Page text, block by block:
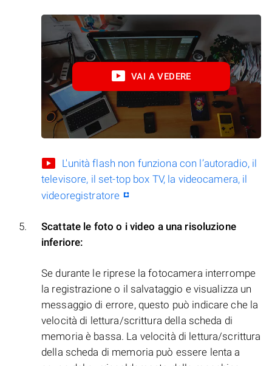
VAI A VEDERE
L'unità flash non funziona con l’autoradio, il
televisore, il set-top box TV, la videocamera, il
videoregistratore
Scattate le foto o i video a una risoluzione
inferiore:
Se durante le riprese la fotocamera interrompe
la registrazione o il salvataggio e visualizza un
messaggio di errore, questo può indicare che la
velocità di lettura/scrittura della scheda di
memoria è bassa. La velocità di lettura/scrittura
della scheda di memoria può essere lenta a